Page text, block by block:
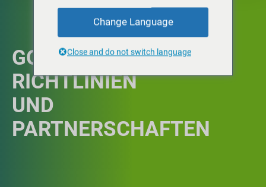
GOVERNANCE,
RICHTLINIEN
UND
PARTNERSCHAFTEN
Change Language
Close and do not switch language